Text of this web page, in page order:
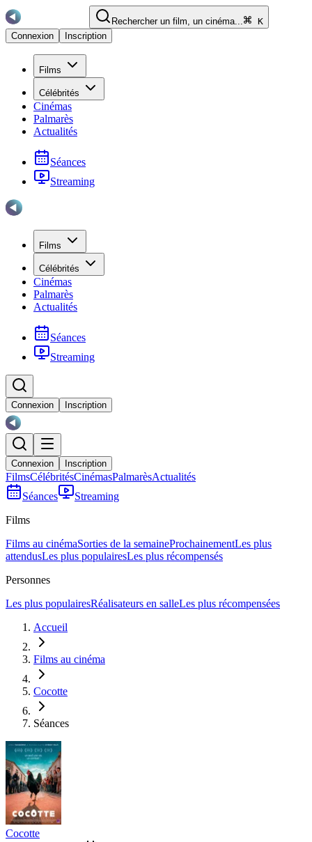
Rechercher un film, un cinéma...
K
Connexion
Inscription
Films
Célébrités
Cinémas
Palmarès
Actualités
Séances
Streaming
Films
Célébrités
Cinémas
Palmarès
Actualités
Séances
Streaming
Connexion Inscription
Connexion Inscription
FilmsCélébritésCinémasPalmarèsActualités
Séances
Streaming
Films
Films au cinémaSorties de la semaineProchainementLes plus
attendusLes plus populairesLes plus récompensés
Personnes
Les plus populairesRéalisateurs en salleLes plus récompensées
Accueil
Films au cinéma
Cocotte
Séances
Cocotte